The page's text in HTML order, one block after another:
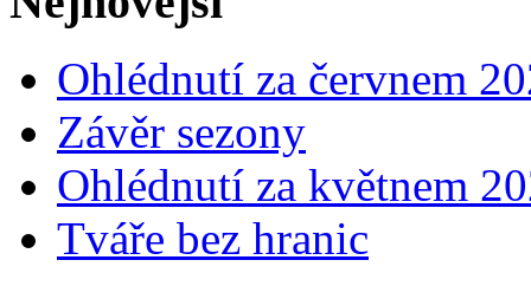
Ohlédnutí za červnem
Závěr sezony
Ohlédnutí za květnem
Tváře bez hranic